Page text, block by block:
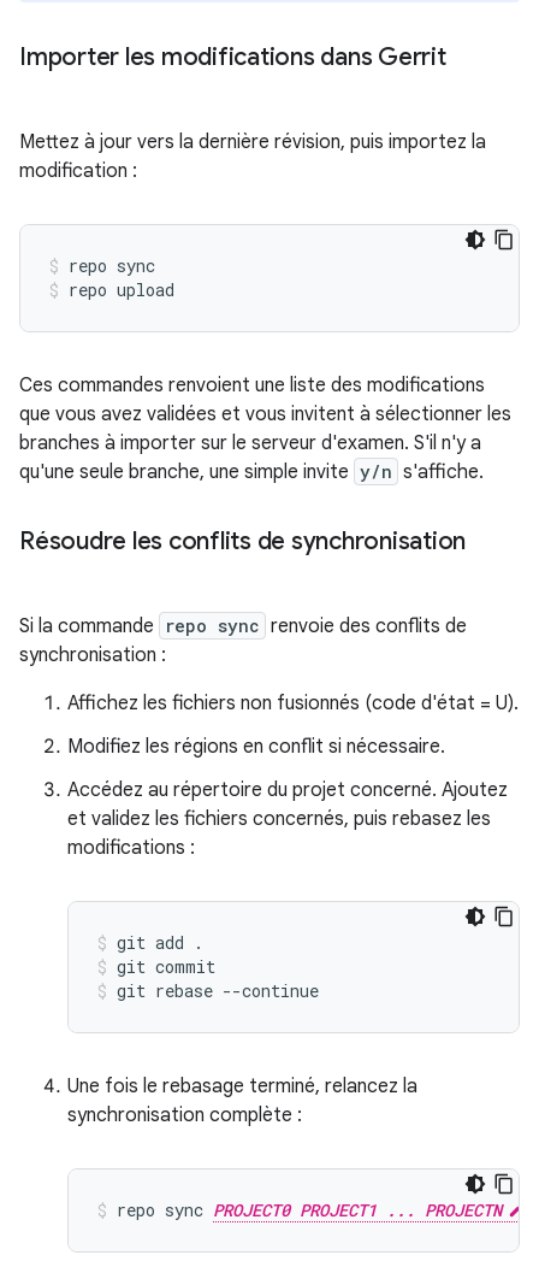
Importer les modifications dans Gerrit
Mettez à jour vers la dernière révision, puis importez la
modification :
repo sync
repo upload
Ces commandes renvoient une liste des modifications
que vous avez validées et vous invitent à sélectionner les
branches à importer sur le serveur d'examen. S'il n'y a
qu'une seule branche, une simple invite y/n s'affiche.
Résoudre les conflits de synchronisation
Si la commande repo sync renvoie des conflits de
synchronisation :
Affichez les fichiers non fusionnés (code d'état = U).
Modifiez les régions en conflit si nécessaire.
Accédez au répertoire du projet concerné. Ajoutez
et validez les fichiers concernés, puis rebasez les
modifications :
git add .
git commit
git rebase --continue
Une fois le rebasage terminé, relancez la
synchronisation complète :
repo sync PROJECT0 PROJECT1 ... PROJECTN